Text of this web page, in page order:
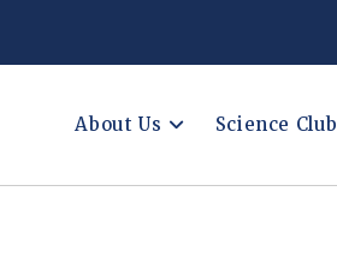
About Us Science Club